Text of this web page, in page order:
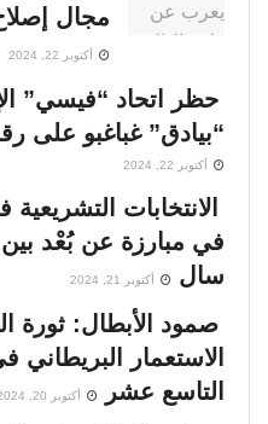
مجال
أكتوبر 22, 2024
حظر اتحاد “فيسي”
“بيادق” غباغبو على
أكتوبر 22, 2024
الانتخابات
في مبارزة عن بُعْد
سال
أكتوبر 21, 2024
صمود الأبطال: ثورة
الاستعمار البريطاني
التاسع عشر
أكتوبر 20, 2024